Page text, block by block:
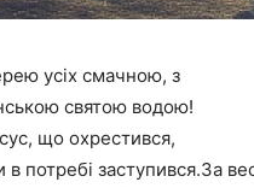
усіх смачною, з
святою водою!
що охрестився,
потребі заступився.За